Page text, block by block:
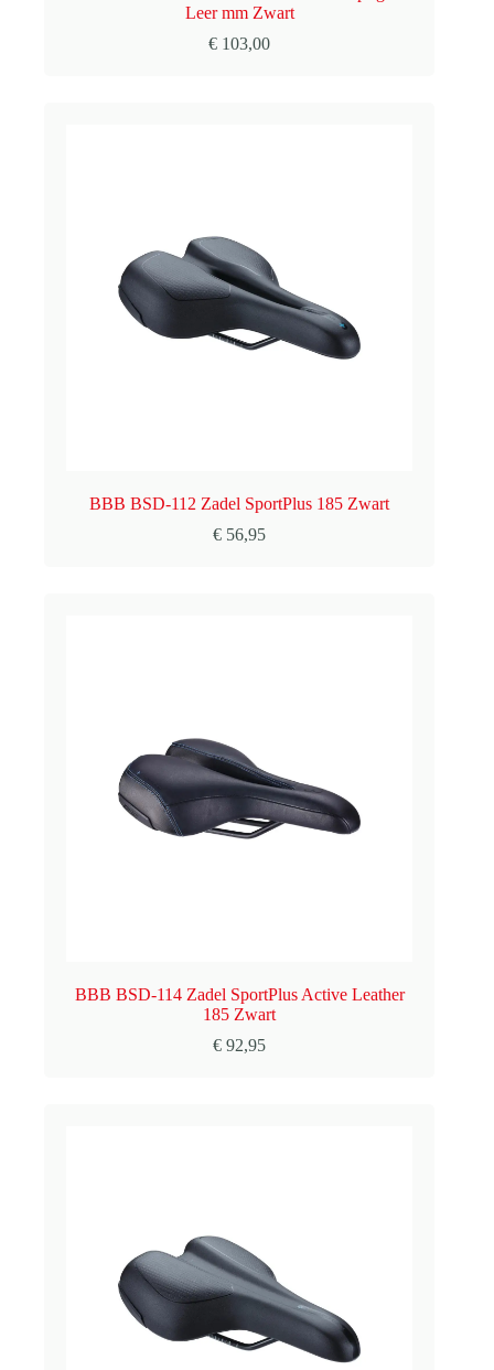
Leer mm Zwart
€ 103,00
BBB BSD-112 Zadel SportPlus 185 Zwart
€ 56,95
BBB BSD-114 Zadel SportPlus Active Leather
185 Zwart
€ 92,95